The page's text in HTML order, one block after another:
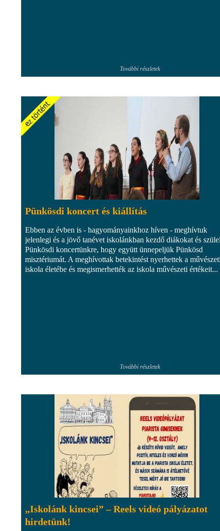
További részletek
Pünkösdi koncert és kiállítás
Ebben az évben is - hagyományainkhoz híven - meghívtuk
jelenlegi és a jövő tanévet iskolánkban kezdő diákokat és
Pünkösdi koncertünkre, hogy együtt ünnepeljük Pünkösd
misztériumát. A meghívottak betekintést nyerhettek a
iskola életébe és megismerhették az iskola művészeti értékeit...
További részletek
„Iskolánk kincsei” – Reels videó pályázatot
hirdetünk!